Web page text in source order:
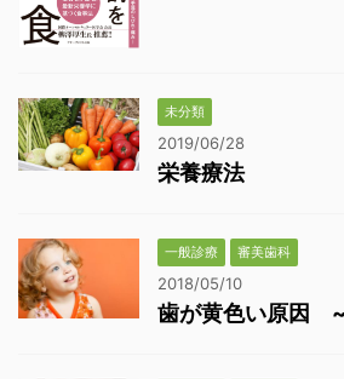
未分類
2019/06/28
栄養療法
一般診療 審美歯科
2018/05/10
歯が黄色い原因